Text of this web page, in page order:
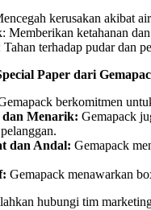
kerusakan akibat
Memberikan ketahanan
Tahan terhadap pudar dan
Paper dari
berkomitmen
dan Menarik: Gemapack
dan Andal: Gemapack
Gemapack menawarkan
hubungi tim